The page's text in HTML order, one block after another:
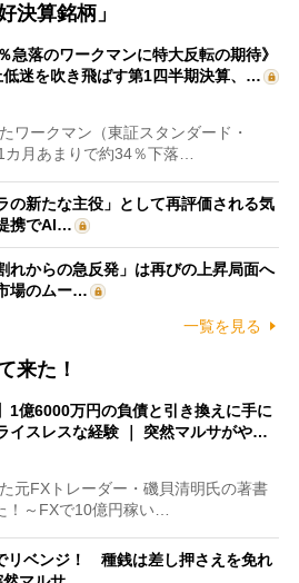
決算銘柄」
急落のワークマンに特大反転の期待》
低迷を吹き飛ばす第1四半期決算、…
ワークマン（東証スタンダード・
月あまりで約34％下落…
の新たな主役」として再評価される気
携でAI…
れからの急反発」は再びの上昇局面へ
場のムー…
一覧を見る
来た！
1億6000万円の負債と引き換えに手に
イスレスな経験 ｜ 突然マルサがや…
元FXトレーダー・磯貝清明氏の著書
！～FXで10億円稼い…
リベンジ！ 種銭は差し押さえを免れ